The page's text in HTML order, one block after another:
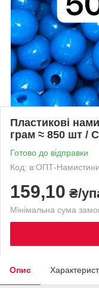
Пластикові
грам ≈ 850 шт /
Готово до відправки
Код: в:ОПТ-
159,10 ₴/
Мінімальна сума
Опис